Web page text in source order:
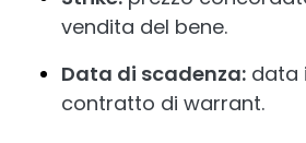
vendita del bene.
Data di scadenza: data
contratto di warrant.